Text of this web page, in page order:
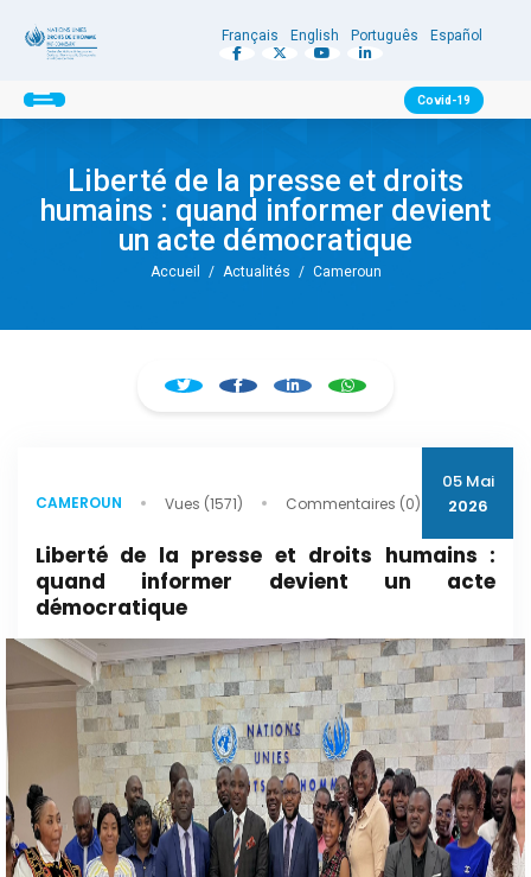
Français English Português Español
Covid-19
Liberté de la presse et droits
humains : quand informer devient
un acte démocratique
Accueil / Actualités / Cameroun
CAMEROUN Vues (1571) Commentaires (0)
05 Mai
2026
Liberté de la presse et droits humains :
quand informer devient un acte
démocratique